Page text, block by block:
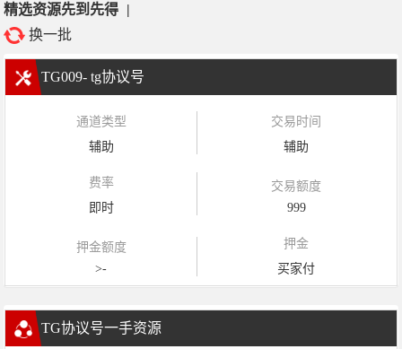
精选资源先到先得 |
换一批
TG009- tg协议号
通道类型
辅助
交易时间
辅助
费率
即时
交易额度
999
押金额度
>-
押金
买家付
TG协议号一手资源